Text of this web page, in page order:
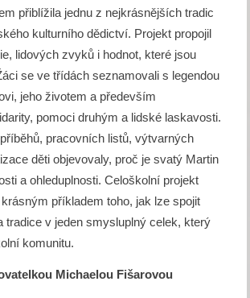
přiblížila jednu z nejkrásnějších tradic
kulturního dědictví. Projekt propojil
lidových zvyků i hodnot, které jsou
se ve třídách seznamovali s legendou
jeho životem a především
pomoci druhým a lidské laskavosti.
pracovních listů, výtvarných
děti objevovaly, proč je svatý Martin
a ohleduplnosti. Celoškolní projekt
příkladem toho, jak lze spojit
tradice v jeden smysluplný celek, který
komunitu.
Michaelou Fišarovou